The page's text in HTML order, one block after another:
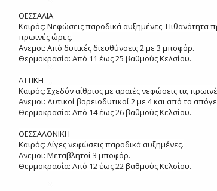
ΘΕΣΣΑΛΙΑ
Καιρός: Νεφώσεις παροδικά αυξημένες. Πιθανότητα
πρωινές ώρες.
Ανεμοι: Από δυτικές διευθύνσεις 2 με 3 μποφόρ.
Θερμοκρασία: Από 11 έως 25 βαθμούς Κελσίου.
ΑΤΤΙΚΗ
Καιρός: Σχεδόν αίθριος με αραιές νεφώσεις τις
Ανεμοι: Δυτικοί βορειοδυτικοί 2 με 4 και από το
Θερμοκρασία: Από 14 έως 26 βαθμούς Κελσίου.
ΘΕΣΣΑΛΟΝΙΚΗ
Καιρός: Λίγες νεφώσεις παροδικά αυξημένες.
Ανεμοι: Μεταβλητοί 3 μποφόρ.
Θερμοκρασία: Από 12 έως 22 βαθμούς Κελσίου.